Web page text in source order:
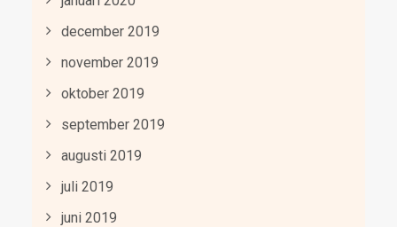
december 2019
november 2019
oktober 2019
september 2019
augusti 2019
juli 2019
juni 2019